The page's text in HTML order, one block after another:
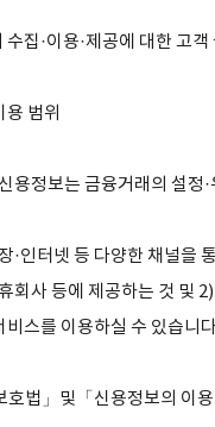
집·이용·제공에 대한 고객
용 범위
용정보는 금융거래의 설정
·인터넷 등 다양한 채널을
회사 등에 제공하는 것 및
비스를 이용하실 수 있습니
호법」및「신용정보의 이